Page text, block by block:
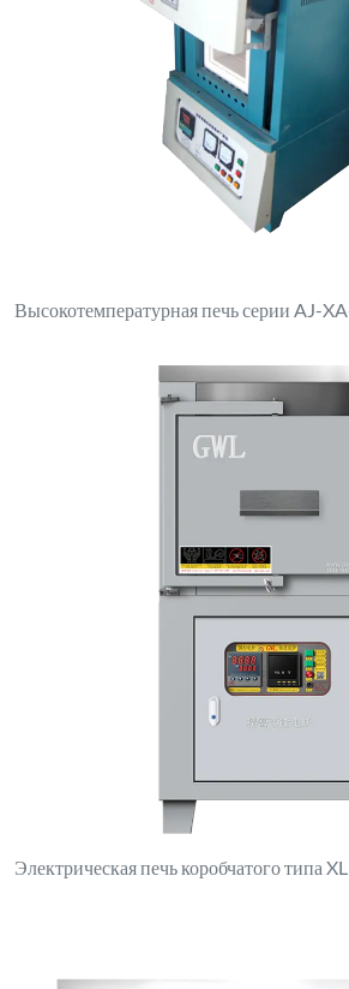
Электрическая печь коробчатого типа XL